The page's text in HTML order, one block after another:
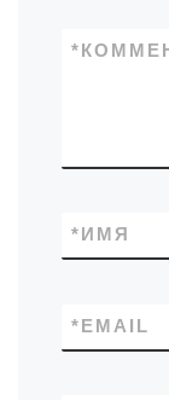
*
ИМЯ
*
EMAIL
*